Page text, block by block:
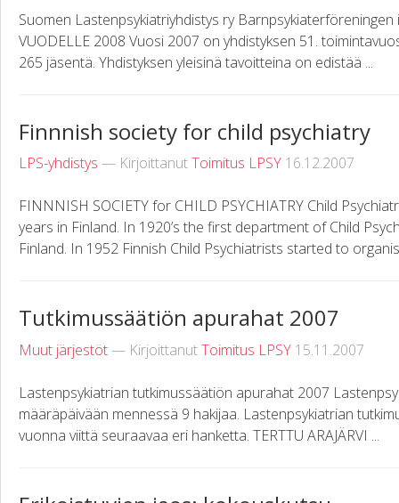
Suomen Lastenpsykiatriyhdistys ry
VUODELLE 2008 Vuosi 2007 on yhdistyksen 51.
265 jäsentä. Yhdistyksen yleisinä tavoitteina on edistää ...
Finnnish society for child psychiatry
LPS-yhdistys — KirjoittanutToimitus LPSY 16.12.2007
FINNNISH SOCIETY for CHILD PSYCHIATRY Child
years in Finland. In 1920’s the first department of Child
Finland. In 1952 Finnish Child Psychiatrists started to
Tutkimussäätiön apurahat 2007
Muut järjestöt— KirjoittanutToimitus LPSY 15.11.2007
Lastenpsykiatrian tutkimussäätiön apurahat 2007
määräpäivään mennessä 9 hakijaa. Lastenpsykiatrian
vuonna viittä seuraavaa eri hanketta. TERTTU ARAJÄRVI ...